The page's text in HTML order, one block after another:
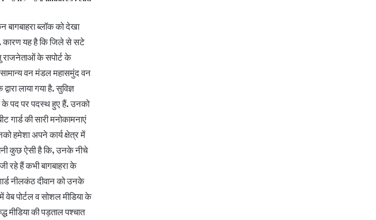
बागबाहरा ब्लॉक को देखा
कारण यह है कि जिले से सटे
राजनेताओं के सपोर्ट के
वन मंडल महासमुंद वन
लाया गया है. सुविज्ञ
के पद पर पदस्थ हुए हैं. उनको
गार्ड की सारी मनोकामनाएं
हमेशा अपने कार्य क्षेत्र में
कुछ ऐसी है कि, उनके नीचे
रहे हैं कभी बागबाहरा के
नीलकंठ दीवान को उनके
पोर्टल व सोशल मीडिया के
मीडिया की पड़ताल पश्चात